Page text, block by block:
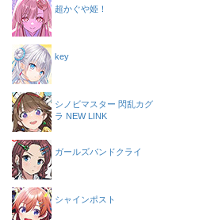
超かぐや姫！
key
シノビマスター 閃乱カグ
ラ NEW LINK
ガールズバンドクライ
シャインポスト